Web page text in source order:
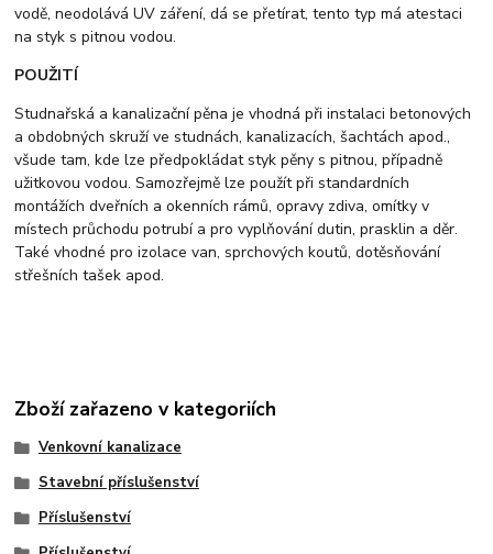
vodě, neodolává UV záření, dá se přetírat, tento typ má atestaci
na styk s pitnou vodou.
POUŽITÍ
Studnařská a kanalizační pěna je vhodná při instalaci betonových
a obdobných skruží ve studnách, kanalizacích, šachtách apod.,
všude tam, kde lze předpokládat styk pěny s pitnou, případně
užitkovou vodou. Samozřejmě lze použít při standardních
montážích dveřních a okenních rámů, opravy zdiva, omítky v
místech průchodu potrubí a pro vyplňování dutin, prasklin a děr.
Také vhodné pro izolace van, sprchových koutů, dotěsňování
střešních tašek apod.
Zboží zařazeno v kategoriích
Venkovní kanalizace
Stavební příslušenství
Příslušenství